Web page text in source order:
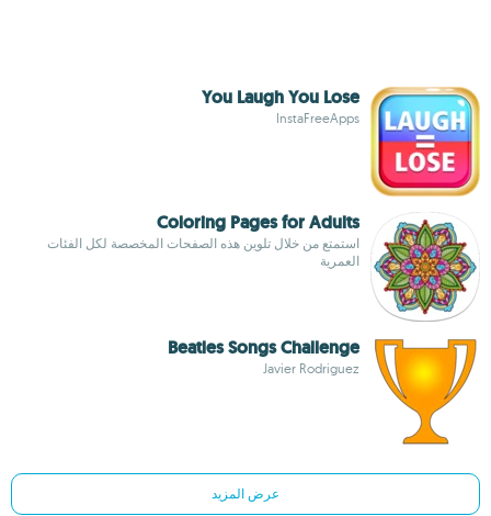
You Laugh You Lose
InstaFreeApps
Coloring Pages for Adults
استمتع من خلال تلوين هذه الصفحات المخصصة لكل الفئات
العمرية
Beatles Songs Challenge
Javier Rodriguez
عرض المزيد